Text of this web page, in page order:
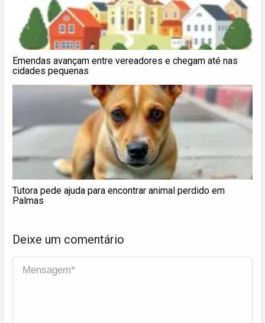
Emendas avançam entre vereadores e chegam até nas
cidades pequenas
Tutora pede ajuda para encontrar animal perdido em
Palmas
Deixe um comentário